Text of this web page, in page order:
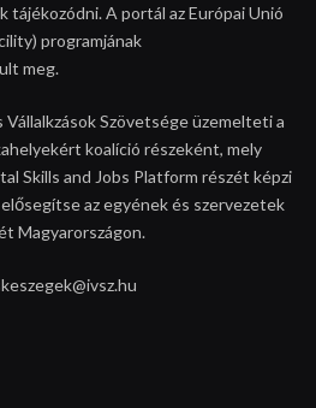
tájékozódni. A portál az Európai Unió
programjának
meg.
Szövetsége üzemelteti a
koalíció részeként, mely
Skills and Jobs Platform részét képzi
az egyének és szervezetek
Magyarországon.